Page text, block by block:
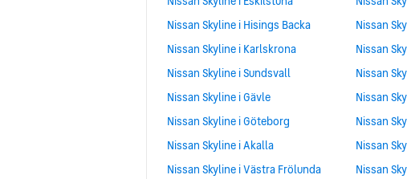
Nissan Skyline i Hisings Backa
Nissan Skyline i Karlskrona
Nissan Skyline i Sundsvall
Nissan Skyline i Gävle
Nissan Skyline i Göteborg
Nissan Skyline i Akalla
Nissan Skyline i Västra Frölunda
Nissan
Nissan
Nissan
Nissan
Nissan
Nissan
Nissan